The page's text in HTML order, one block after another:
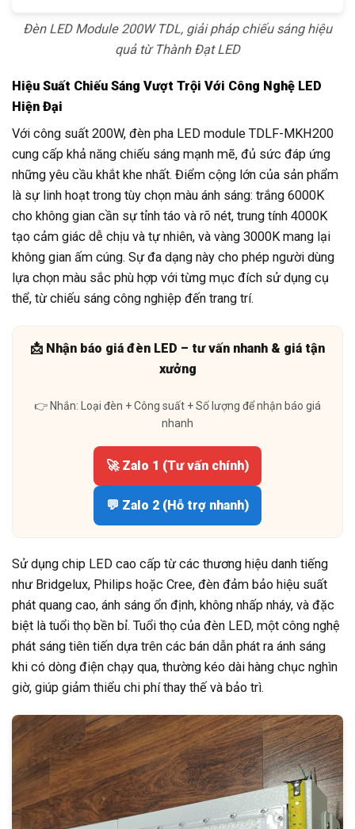
Đèn LED Module 200W TDL, giải pháp chiếu sáng hiệu
quả từ Thành Đạt LED
Hiệu Suất Chiếu Sáng Vượt Trội Với Công Nghệ LED
Hiện Đại
Với công suất 200W, đèn pha LED module TDLF-MKH200
cung cấp khả năng chiếu sáng mạnh mẽ, đủ sức đáp ứng
những yêu cầu khắt khe nhất. Điểm cộng lớn của sản phẩm
là sự linh hoạt trong tùy chọn màu ánh sáng: trắng 6000K
cho không gian cần sự tỉnh táo và rõ nét, trung tính 4000K
tạo cảm giác dễ chịu và tự nhiên, và vàng 3000K mang lại
không gian ấm cúng. Sự đa dạng này cho phép người dùng
lựa chọn màu sắc phù hợp với từng mục đích sử dụng cụ
thể, từ chiếu sáng công nghiệp đến trang trí.
📩 Nhận báo giá đèn LED – tư vấn nhanh & giá tận
xưởng
👉 Nhắn: Loại đèn + Công suất + Số lượng để nhận báo giá
nhanh
🚀 Zalo 1 (Tư vấn chính)
💬 Zalo 2 (Hỗ trợ nhanh)
Sử dụng chip LED cao cấp từ các thương hiệu danh tiếng
như Bridgelux, Philips hoặc Cree, đèn đảm bảo hiệu suất
phát quang cao, ánh sáng ổn định, không nhấp nháy, và đặc
biệt là tuổi thọ bền bỉ. Tuổi thọ của đèn LED, một công nghệ
phát sáng tiên tiến dựa trên các bán dẫn phát ra ánh sáng
khi có dòng điện chạy qua, thường kéo dài hàng chục nghìn
giờ, giúp giảm thiểu chi phí thay thế và bảo trì.